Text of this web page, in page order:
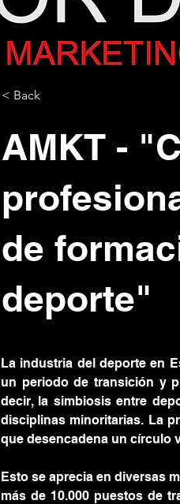
< Back
AMKT -
de
deporte"
La industria del deporte en
un periodo de transición y
decir, la simbiosis entre
disciplinas minoritarias. La
que desencadena un círculo
Esto se aprecia en diversas
más de 10.000 puestos de